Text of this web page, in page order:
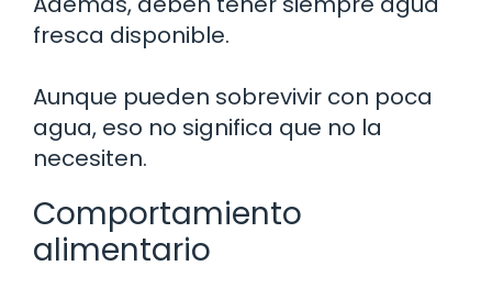
fresca disponible.
Aunque pueden sobrevivir con poca
agua, eso no significa que no la
necesiten.
Comportamiento
alimentario